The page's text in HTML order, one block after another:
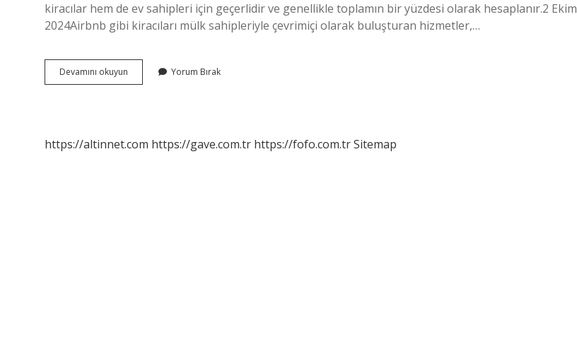
kiracılar hem de ev sahipleri için geçerlidir ve genellikle toplamın bir yüzdesi olarak hesaplanır.2 Ekim
2024Airbnb gibi kiracıları mülk sahipleriyle çevrimiçi olarak buluşturan hizmetler,…
Devamını okuyun
Ücreti
Yorum Bırak
https://altinnet.com https://gave.com.tr https://fofo.com.trSitemap